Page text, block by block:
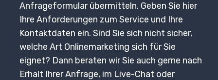
Anfrageformular übermitteln. Geben Sie hier
Ihre Anforderungen zum Service und Ihre
Kontaktdaten ein. Sind Sie sich nicht sicher,
welche Art Onlinemarketing sich für Sie
eignet? Dann beraten wir Sie auch gerne nach
Erhalt Ihrer Anfrage, im Live-Chat oder